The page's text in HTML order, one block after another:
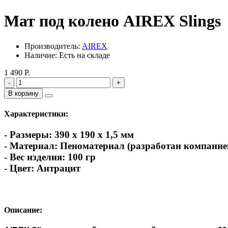
Мат под колено AIREX Slings
Производитель: AIREX
Наличие: Есть на складе
1 490 Р.
-
+
В корзину
Характеристики:
- Размеры: 390 х 190 х 1,5 мм
- Материал: Пеноматериал (разработан
- Вес изделия: 100 гр
- Цвет: Антрацит
Описание: